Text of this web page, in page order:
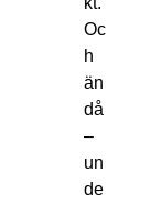
Oc
h
än
då
–
un
de